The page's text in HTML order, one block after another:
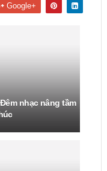
Google+
nhạc nâng tầm